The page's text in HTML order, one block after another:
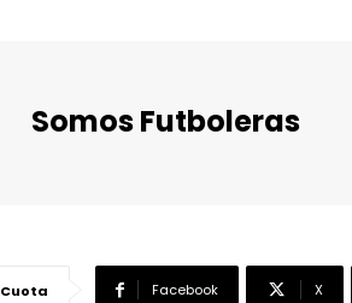
Somos Futboleras
Cuota Facebook X